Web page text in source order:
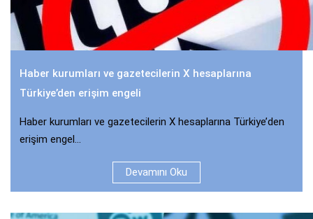
Haber kurumları ve gazetecilerin X hesaplarına
Türkiye’den erişim engeli
Haber kurumları ve gazetecilerin X hesaplarına Türkiye’den
erişim engel...
Devamını Oku